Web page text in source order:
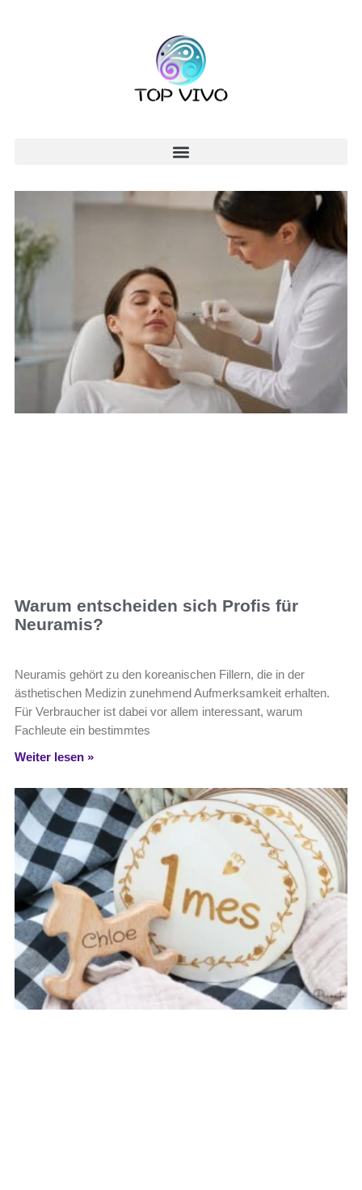
Warum entscheiden sich Profis für
Neuramis?
Neuramis gehört zu den koreanischen Fillern, die in der
ästhetischen Medizin zunehmend Aufmerksamkeit erhalten.
Für Verbraucher ist dabei vor allem interessant, warum
Fachleute ein bestimmtes
Weiter lesen »